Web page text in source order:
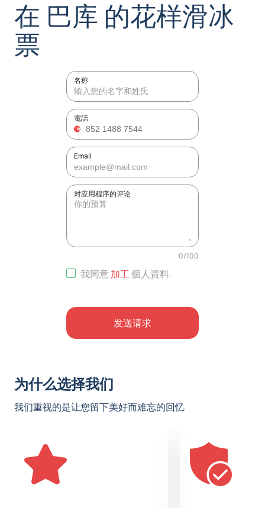
在 巴库 的花样滑冰
票
名称
電話
Email
对应用程序的评论
0/100
我同意加工個人資料.
发送请求
为什么选择我们
我们重视的是让您留下美好而难忘的回忆